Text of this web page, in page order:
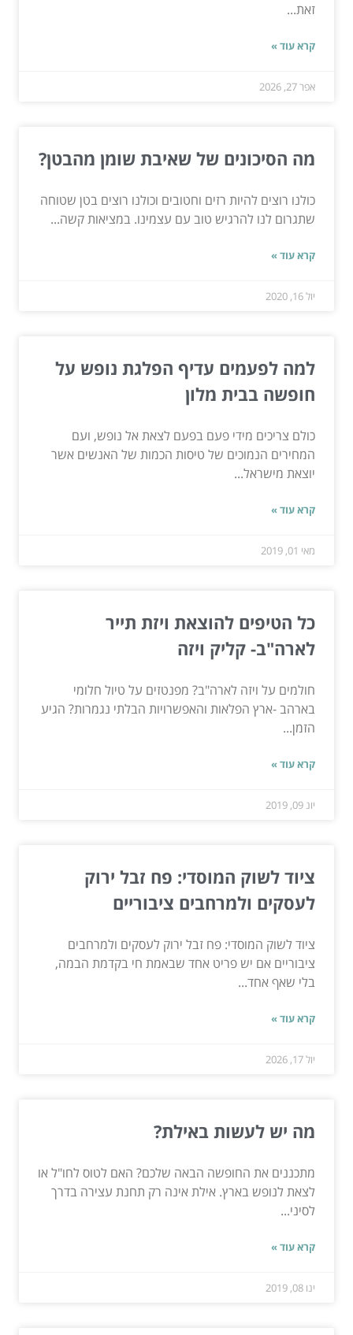
זאת...
קרא עוד »
אפר 27, 2026
מה הסיכונים של שאיבת שומן מהבטן?
כולנו רוצים להיות רזים וחטובים וכולנו רוצים בטן שטוחה
שתגרום לנו להרגיש טוב עם עצמינו. במציאות קשה...
קרא עוד »
יול 16, 2020
למה לפעמים עדיף הפלגת נופש על
חופשה בבית מלון
כולם צריכים מידי פעם בפעם לצאת אל נופש, ועם
המחירים הנמוכים של טיסות הכמות של האנשים אשר
יוצאת מישראל...
קרא עוד »
מאי 01, 2019
כל הטיפים להוצאת ויזת תייר
לארה"ב- קליק ויזה
חולמים על ויזה לארה"ב? מפנטזים על טיול חלומי
בארהב -ארץ הפלאות והאפשרויות הבלתי נגמרות? הגיע
הזמן...
קרא עוד »
יונ 09, 2019
ציוד לשוק המוסדי: פח זבל ירוק
לעסקים ולמרחבים ציבוריים
ציוד לשוק המוסדי: פח זבל ירוק לעסקים ולמרחבים
ציבוריים אם יש פריט אחד שבאמת חי בקדמת הבמה,
בלי שאף אחד...
קרא עוד »
יול 17, 2026
מה יש לעשות באילת?
מתכננים את החופשה הבאה שלכם? האם לטוס לחו"ל או
לצאת לנופש בארץ. אילת אינה רק תחנת עצירה בדרך
לסיני...
קרא עוד »
ינו 08, 2019